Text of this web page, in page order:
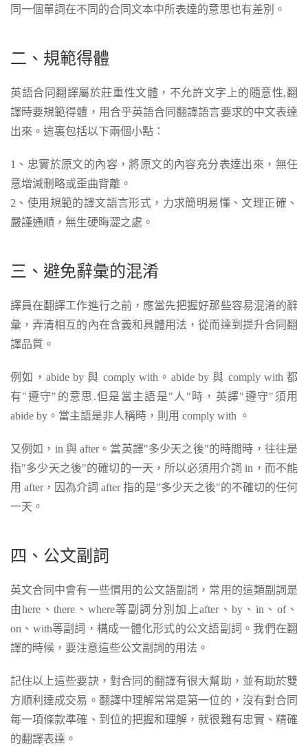
同一個單詞在不同的合同文本中所表達的意思也有差別。
二、規範得體
英語合同翻譯屬於莊重性文體，不允許文字上的隨意性,翻
譯時要規範得體，用合乎英語合同翻譯語言要求的中文表達
出來。這裏包括以下兩個小點：
1、忠實於原文的內容，將原文的內容充分表達出來，無任
意增減刪略或歪曲背離。
2、使用規範的譯文語言形式，力求簡明易懂、文理正確、
嚴謹通順，無生硬晦澀之處。
三、避免辭彙的混淆
譯員在翻譯工作進行之前，應當先把握好那些容易混淆的辭
彙，弄清相互的內在含義和具體用法，從而達到提升合同翻
譯品質。
例如，abide by 與 comply with。abide by 與 comply with 都
有"遵守"的意思.但是當主語是"人"時，英譯"遵守"須用
abide by。當主語是非人稱時，則用 comply with 。
又例如，in 與 after。當英譯"多少天之後"的時間時，往往是
指"多少天之後"的確切的一天，所以必須用介詞 in，而不能
用 after，因為介詞 after 指的是"多少天之後"的不確切的任何
一天。
四、公文副詞
英文合同中會有一些慣用的公文語副詞，常用的這類副詞是
由here、there、where等副詞分別加上after、by、in、of、
on、with等副詞，構成一體化形式的公文語副詞。我們在翻
譯的時候，要注意這些公文副詞的用法。
記住以上這些要訣，對合同的翻譯有很大幫助，並有助於雙
方順利達成交易。翻譯中理解常常是第一位的，沒有對合同
每一項條款準確、到位的把握和理解，就很難有忠實、精確
的翻譯表達。